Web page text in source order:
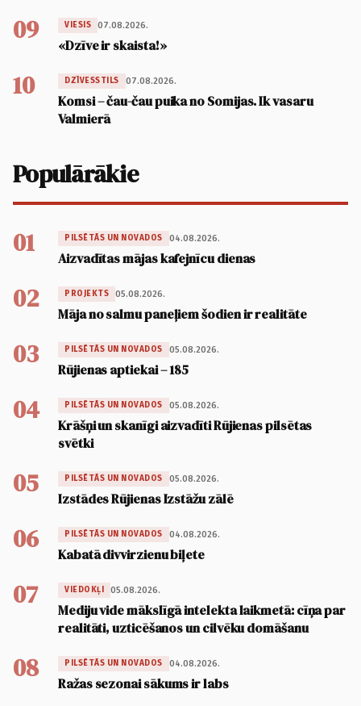
09 VIESIS 07.08.2026.
«Dzīve ir skaista!»
10 DZĪVESSTILS 07.08.2026.
Komsi – čau-čau puika no Somijas. Ik vasaru
Valmierā
Populārākie
01 PILSĒTĀS UN NOVADOS 04.08.2026.
Aizvadītas mājas kafejnīcu dienas
02 PROJEKTS 05.08.2026.
Māja no salmu paneļiem šodien ir realitāte
03 PILSĒTĀS UN NOVADOS 05.08.2026.
Rūjienas aptiekai – 185
04 PILSĒTĀS UN NOVADOS 05.08.2026.
Krāšņi un skanīgi aizvadīti Rūjienas pilsētas
svētki
05 PILSĒTĀS UN NOVADOS 05.08.2026.
Izstādes Rūjienas Izstāžu zālē
06 PILSĒTĀS UN NOVADOS 04.08.2026.
Kabatā divvirzienu biļete
07 VIEDOKĻI 05.08.2026.
Mediju vide mākslīgā intelekta laikmetā: cīņa par
realitāti, uzticēšanos un cilvēku domāšanu
08 PILSĒTĀS UN NOVADOS 04.08.2026.
Ražas sezonai sākums ir labs